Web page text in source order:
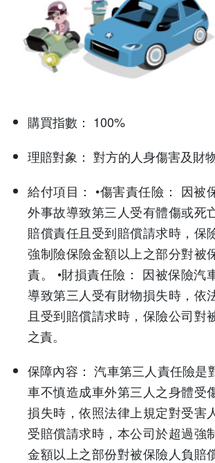
購買指數： 100%
理賠對象： 對方的人身傷害及財
給付項目： •傷害責任險： 因被
外事故導致第三人受有體傷或死
賠償責任且受到賠償請求時，保
強制險保險金額以上之部分對被
責。 •財損責任險： 因被保險汽
導致第三人受有財物損失時，依
且受到賠償請求時，保險公司對
之責。
保障內容： 汽車第三人責任險是
車不慎造成車外第三人之身體受
損失時，依照法律上規定對受害
受賠償請求時，本公司於超過強
金額以上之部份對被保險人負賠